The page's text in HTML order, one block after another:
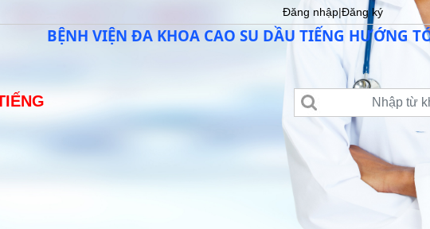
Đăng nhập|Đăng ký
BỆNH VIỆN ĐA KHOA CAO SU DẦU TIẾNG HƯỚNG TỚI SỰ